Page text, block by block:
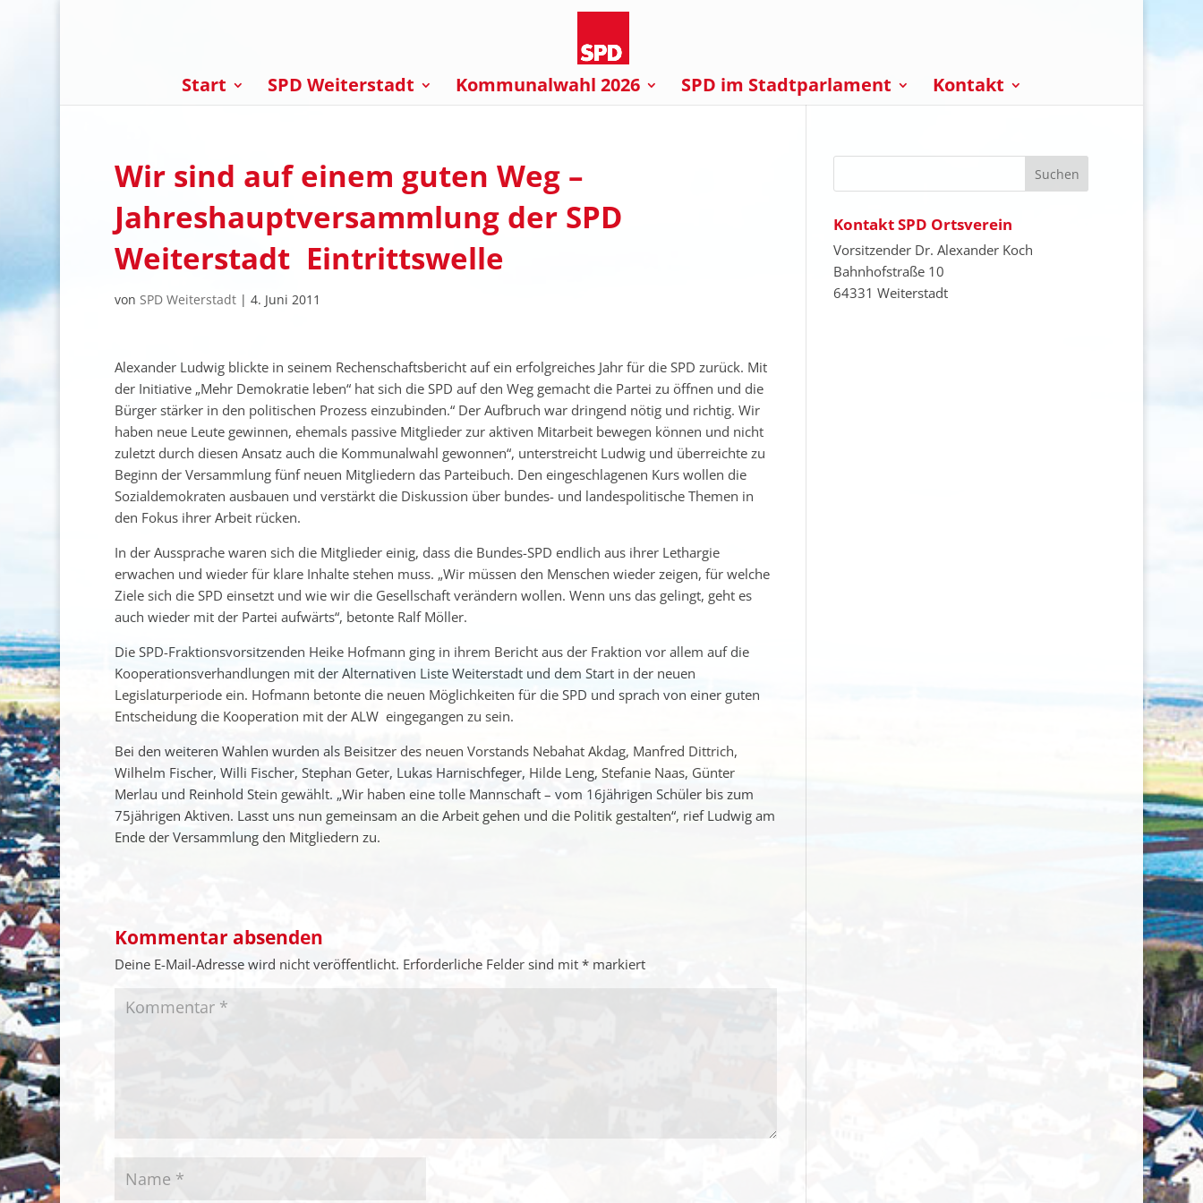
Start SPD Weiterstadt Kommunalwahl 2026 SPD im Stadtparlament Kontakt
Wir sind auf einem guten Weg –
Jahreshauptversammlung der SPD
Weiterstadt  Eintrittswelle
von SPD Weiterstadt| 4. Juni 2011
Alexander Ludwig blickte in seinem Rechenschaftsbericht auf ein erfolgreiches Jahr für die SPD zurück. Mit
der Initiative „Mehr Demokratie leben“ hat sich die SPD auf den Weg gemacht die Partei zu öffnen und die
Bürger stärker in den politischen Prozess einzubinden.“ Der Aufbruch war dringend nötig und richtig. Wir
haben neue Leute gewinnen, ehemals passive Mitglieder zur aktiven Mitarbeit bewegen können und nicht
zuletzt durch diesen Ansatz auch die Kommunalwahl gewonnen“, unterstreicht Ludwig und überreichte zu
Beginn der Versammlung fünf neuen Mitgliedern das Parteibuch. Den eingeschlagenen Kurs wollen die
Sozialdemokraten ausbauen und verstärkt die Diskussion über bundes- und landespolitische Themen in
den Fokus ihrer Arbeit rücken.
In der Aussprache waren sich die Mitglieder einig, dass die Bundes-SPD endlich aus ihrer Lethargie
erwachen und wieder für klare Inhalte stehen muss. „Wir müssen den Menschen wieder zeigen, für welche
Ziele sich die SPD einsetzt und wie wir die Gesellschaft verändern wollen. Wenn uns das gelingt, geht es
auch wieder mit der Partei aufwärts“, betonte Ralf Möller.
Die SPD-Fraktionsvorsitzenden Heike Hofmann ging in ihrem Bericht aus der Fraktion vor allem auf die
Kooperationsverhandlungen mit der Alternativen Liste Weiterstadt und dem Start in der neuen
Legislaturperiode ein. Hofmann betonte die neuen Möglichkeiten für die SPD und sprach von einer guten
Entscheidung die Kooperation mit der ALW eingegangen zu sein.
Bei den weiteren Wahlen wurden als Beisitzer des neuen Vorstands Nebahat Akdag, Manfred Dittrich,
Wilhelm Fischer, Willi Fischer, Stephan Geter, Lukas Harnischfeger, Hilde Leng, Stefanie Naas, Günter
Merlau und Reinhold Stein gewählt. „Wir haben eine tolle Mannschaft – vom 16jährigen Schüler bis zum
75jährigen Aktiven. Lasst uns nun gemeinsam an die Arbeit gehen und die Politik gestalten“, rief Ludwig am
Ende der Versammlung den Mitgliedern zu.
Kommentar absenden
Deine E-Mail-Adresse wird nicht veröffentlicht. Erforderliche Felder sind mit *markiert
Kontakt SPD Ortsverein
Vorsitzender Dr. Alexander Koch
Bahnhofstraße 10
64331 Weiterstadt